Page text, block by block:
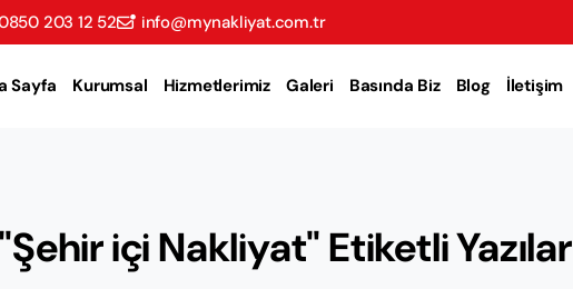
203 12 52 info@mynakliyat.com.tr
Sayfa Kurumsal Hizmetlerimiz Galeri Basında Biz Blog İletişim
"Şehir içi Nakliyat" Etiketli Yazılar